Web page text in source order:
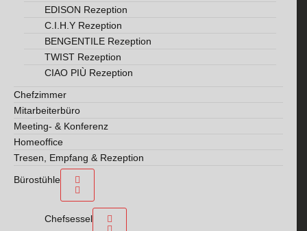
EDISON Rezeption
C.I.H.Y Rezeption
BENGENTILE Rezeption
TWIST Rezeption
CIAO PIÙ Rezeption
Chefzimmer
Mitarbeiterbüro
Meeting- & Konferenz
Homeoffice
Tresen, Empfang & Rezeption
Bürostühle
Chefsessel